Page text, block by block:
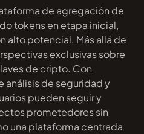
de agregación de
tokens en etapa inicial,
alto potencial. Más allá de
exclusivas sobre
de cripto. Con
análisis de seguridad y
pueden seguir y
prometedores sin
una plataforma centrada